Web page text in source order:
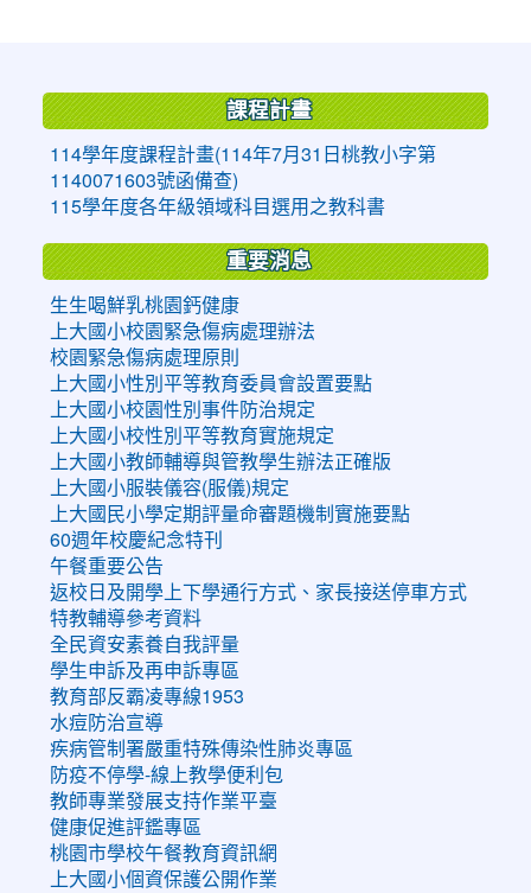
課程計畫
114學年度課程計畫(114年7月31日桃教小字第
1140071603號函備查)
115學年度各年級領域科目選用之教科書
重要消息
生生喝鮮乳桃園鈣健康
上大國小校園緊急傷病處理辦法
校園緊急傷病處理原則
上大國小性別平等教育委員會設置要點
上大國小校園性別事件防治規定
上大國小校性別平等教育實施規定
上大國小教師輔導與管教學生辦法正確版
上大國小服裝儀容(服儀)規定
上大國民小學定期評量命審題機制實施要點
60週年校慶紀念特刊
午餐重要公告
返校日及開學上下學通行方式、家長接送停車方式
特教輔導參考資料
全民資安素養自我評量
學生申訴及再申訴專區
教育部反霸凌專線1953
水痘防治宣導
疾病管制署嚴重特殊傳染性肺炎專區
防疫不停學-線上教學便利包
教師專業發展支持作業平臺
健康促進評鑑專區
桃園市學校午餐教育資訊網
上大國小個資保護公開作業